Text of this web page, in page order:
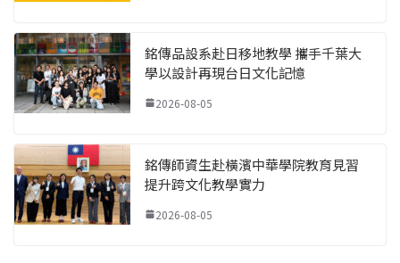
銘傳品設系赴日移地教學 攜手千葉大
學以設計再現台日文化記憶
2026-08-05
銘傳師資生赴橫濱中華學院教育見習
提升跨文化教學實力
2026-08-05